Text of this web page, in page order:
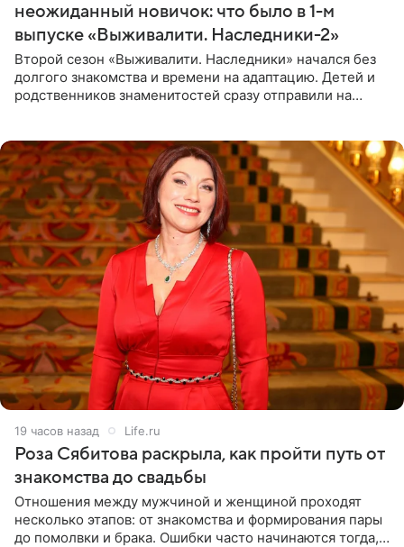
неожиданный новичок: что было в 1-м
выпуске «Выживалити. Наследники-2»
Второй сезон «Выживалити. Наследники» начался без
долгого знакомства и времени на адаптацию. Детей и
родственников знаменитостей сразу отправили на
19 часов назад Life.ru
Роза Сябитова раскрыла, как пройти путь от
знакомства до свадьбы
Отношения между мужчиной и женщиной проходят
несколько этапов: от знакомства и формирования пары
до помолвки и брака. Ошибки часто начинаются тогда,